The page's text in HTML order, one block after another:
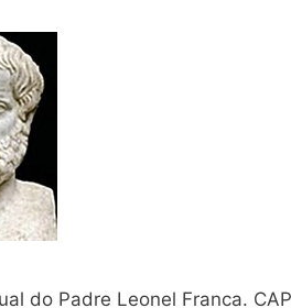
do Padre Leonel Franca.